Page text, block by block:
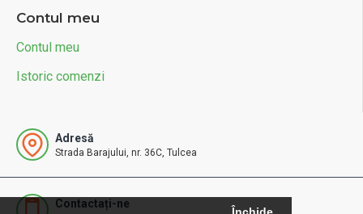
Contul meu
Contul meu
Istoric comenzi
Adresă
Strada Barajului, nr. 36C, Tulcea
Contactați-ne